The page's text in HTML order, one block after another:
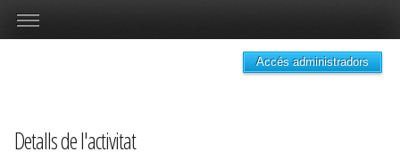
Accés administradors
Detalls de l'activitat